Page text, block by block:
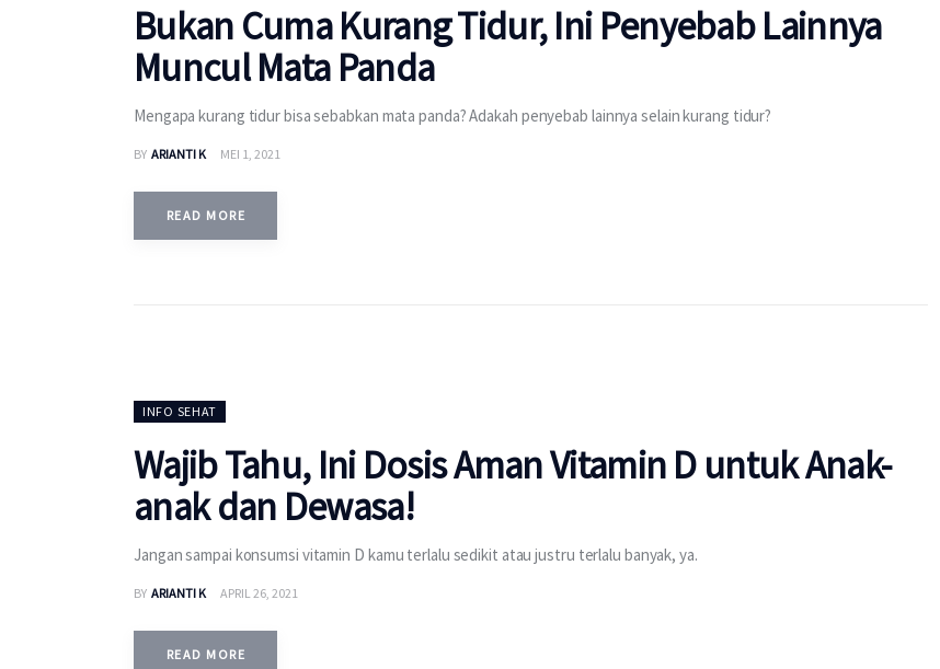
Bukan Cuma Kurang Tidur, Ini Penyebab Lainnya
Muncul Mata Panda
Mengapa kurang tidur bisa sebabkan mata panda? Adakah penyebab lainnya selain kurang tidur?
BY ARIANTI K MEI 1, 2021
READ MORE
INFO SEHAT
Wajib Tahu, Ini Dosis Aman Vitamin D untuk Anak-
anak dan Dewasa!
Jangan sampai konsumsi vitamin D kamu terlalu sedikit atau justru terlalu banyak, ya.
BY ARIANTI K APRIL 26, 2021
READ MORE